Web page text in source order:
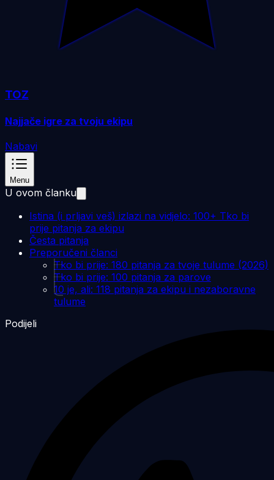
TOZ
Najjače igre za tvoju ekipu
Nabavi
Menu
U ovom članku
Istina (i prljavi veš) izlazi na vidjelo: 100+ Tko bi
prije pitanja za ekipu
Česta pitanja
Preporučeni članci
Tko bi prije: 180 pitanja za tvoje tulume (2026)
Tko bi prije: 100 pitanja za parove
10 je, ali: 118 pitanja za ekipu i nezaboravne
tulume
Podijeli